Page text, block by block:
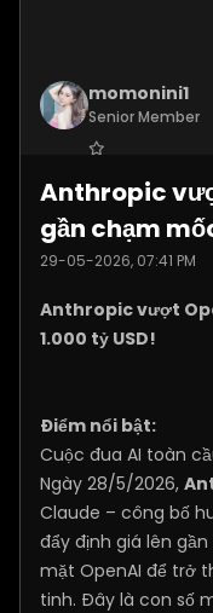
momonini1
Senior Member
Posts:5399
Anthropic
gần chạm
29-05-2026, 07:41 PM
Anthropic vượt
1.000 tỷ USD!
Điểm nổi bật:
Cuộc đua AI toàn
Ngày 28/5/2026,
Claude – công bố
đẩy định giá lên gần
mặt OpenAI để trở
tinh. Đây là con số